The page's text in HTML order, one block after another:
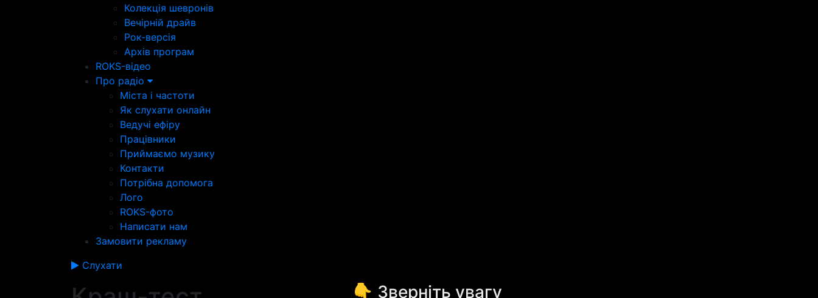
Колекція шевронів
Вечірній драйв
Рок-версія
Архів програм
ROKS-відео
Про радіо
Міста і частоти
Як слухати онлайн
Ведучі ефіру
Працівники
Приймаємо музику
Контакти
Потрібна допомога
Лого
ROKS-фото
Написати нам
Замовити рекламу
Слухати
👇 Зверніть увагу